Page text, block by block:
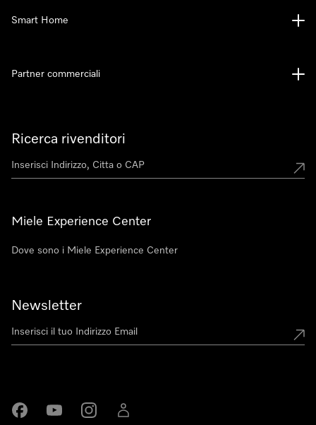
Ricerca rivenditori
Miele Experience Center
Dove sono i Miele Experience Center
Newsletter
Smart Home
Partner commerciali